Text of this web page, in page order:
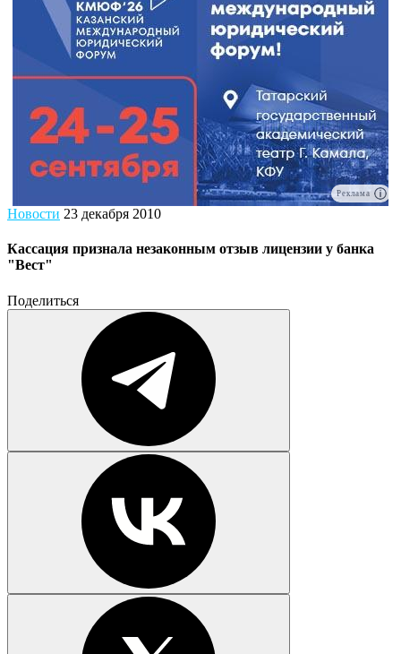
Реклама
Новости 23 декабря 2010
Кассация признала незаконным отзыв лицензии у банка
"Вест"
Поделиться